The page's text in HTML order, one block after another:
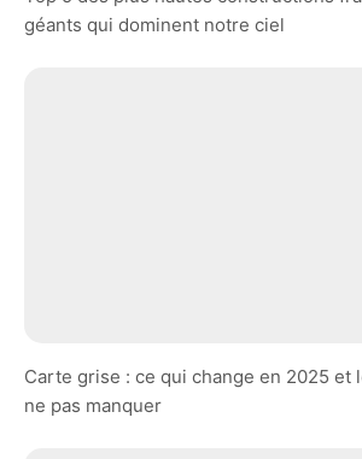
géants qui dominent notre ciel
Carte grise : ce qui change en 2025 et
ne pas manquer